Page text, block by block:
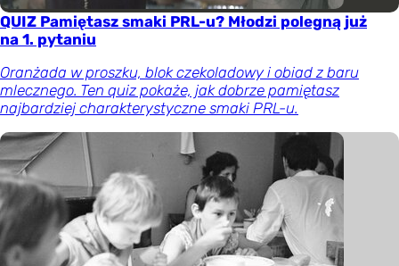
QUIZ Pamiętasz smaki PRL-u? Młodzi polegną już
na 1. pytaniu
Oranżada w proszku, blok czekoladowy i obiad z baru
mlecznego. Ten quiz pokaże, jak dobrze pamiętasz
najbardziej charakterystyczne smaki PRL-u.